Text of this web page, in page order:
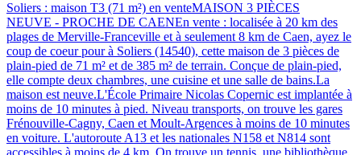
Soliers : maison T3 (71 m²) en venteMAISON 3 PIÈCES
NEUVE - PROCHE DE CAENEn vente : localisée à 20 km des
plages de Merville-Franceville et à seulement 8 km de Caen, ayez le
coup de coeur pour à Soliers (14540), cette maison de 3 pièces de
plain-pied de 71 m² et de 385 m² de terrain. Conçue de plain-pied,
elle compte deux chambres, une cuisine et une salle de bains.La
maison est neuve.L'École Primaire Nicolas Copernic est implantée à
moins de 10 minutes à pied. Niveau transports, on trouve les gares
Frénouville-Cagny, Caen et Moult-Argences à moins de 10 minutes
en voiture. L'autoroute A13 et les nationales N158 et N814 sont